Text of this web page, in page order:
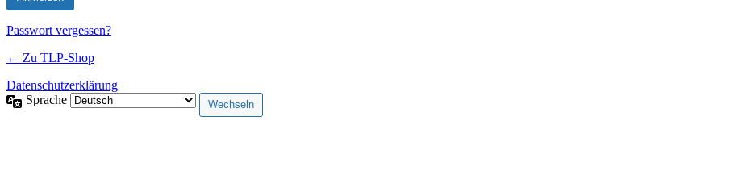
Passwort vergessen?
← Zu TLP-Shop
Datenschutzerklärung
Sprache